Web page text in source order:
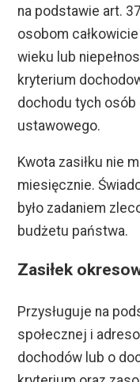
na podstawie art.
osobom
wieku lub
kryterium
dochodu tych osób
ustawowego.
Kwota zasiłku nie
miesięcznie.
było zadaniem
budżetu państwa.
Zasiłek
Przysługuje na
społecznej i
dochodów lub o